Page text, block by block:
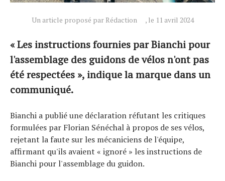
Un article proposé par Rédaction , le 11 avril 2024
« Les instructions fournies par Bianchi pour
l'assemblage des guidons de vélos n'ont pas
été respectées », indique la marque dans un
communiqué.
Bianchi a publié une déclaration réfutant les critiques
formulées par Florian Sénéchal à propos de ses vélos,
rejetant la faute sur les mécaniciens de l'équipe,
affirmant qu'ils avaient « ignoré » les instructions de
Bianchi pour l'assemblage du guidon.
Tests de produits
Tous nos articles